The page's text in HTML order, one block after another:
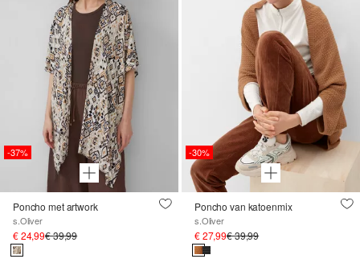
-37%
Poncho met artwork
s.Oliver
€ 24,99€ 39,99
-30%
Poncho van katoenmix
s.Oliver
€ 27,99€ 39,99